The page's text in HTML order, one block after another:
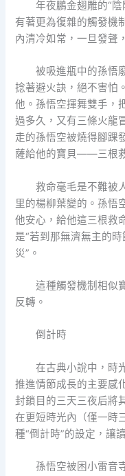
年夜鵬金翅雕的“
有著更為復雜的觸發機
內清冷如常，一旦發聲
被吸進瓶中的孫悟
捻著避火訣，絕不害怕
他。孫悟空揮舞雙手，
過多久，又有三條火龍
走的孫悟空被燒得腳踝
薩給他的寶貝——三根
救命毫毛是不難被
里的楊柳葉變的。孫悟
他安心，給他這三根救
是“若到那無濟無主的
災”。
這種觸發機制相似
反轉。
倒計時
在古典小說中，時
推進情節成長的主要感
封鎖目的三天三夜后將
在更短時光內（僅一時
種“倒計時”的設定，讓
孫悟空被困小雷音